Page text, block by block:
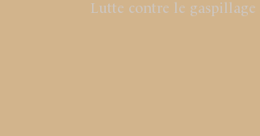
Lutte contre le